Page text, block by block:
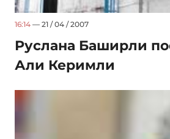
16:14 — 21 / 04 / 2007
Руслана Баширли
Али Керимли